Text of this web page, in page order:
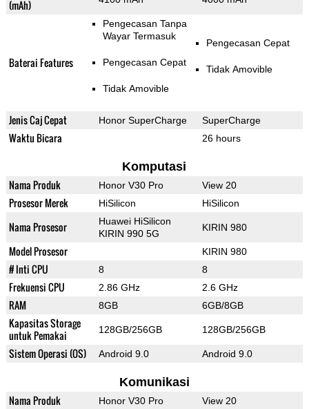
(mAh)
Baterai Features
Pengecasan Tanpa
Wayar Termasuk
Pengecasan Cepat
Tidak Amovible
Pengecasan Cepat
Tidak Amovible
Jenis Caj Cepat Honor SuperCharge SuperCharge
Waktu Bicara 26 hours
Komputasi
Nama Produk Honor V30 Pro View 20
Prosesor Merek HiSilicon HiSilicon
Nama Prosesor
Huawei HiSilicon
KIRIN 990 5G
KIRIN 980
Model Prosesor KIRIN 980
# Inti CPU 8 8
Frekuensi CPU 2.86 GHz 2.6 GHz
RAM 8GB 6GB/8GB
Kapasitas Storage
untuk Pemakai
128GB/256GB 128GB/256GB
Sistem Operasi (OS) Android 9.0 Android 9.0
Komunikasi
Nama Produk Honor V30 Pro View 20